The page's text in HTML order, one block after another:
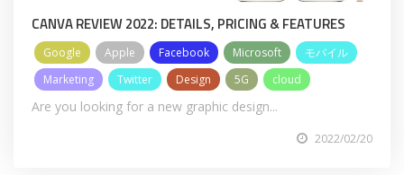
CANVA REVIEW 2022: DETAILS, PRICING & FEATURES
Google Apple Facebook Microsoft
モバイル
Marketing
Twitter Design 5G cloud
Are you looking for a new graphic design...
2022/02/20